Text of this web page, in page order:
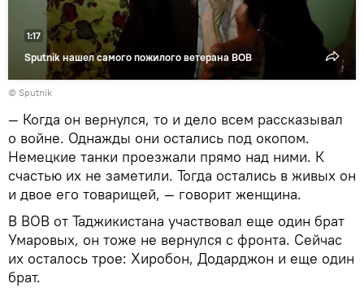
Sputnik нашел самого пожилого ветерана ВОВ
1:17
© Sputnik
— Когда он вернулся, то и дело всем рассказывал
о войне. Однажды они остались под окопом.
Немецкие танки проезжали прямо над ними. К
счастью их не заметили. Тогда остались в живых он
и двое его товарищей, — говорит женщина.
В ВОВ от Таджикистана участвовал еще один брат
Умаровых, он тоже не вернулся с фронта. Сейчас
их осталось трое: Хиробон, Додарджон и еще один
брат.